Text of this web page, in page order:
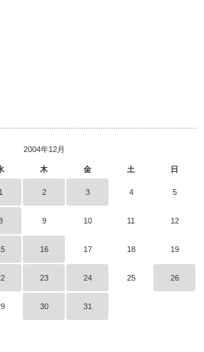
2004年12月
木 金 土 日
1 2 3 4 5
9 10 11 12
16 17 18 19
23 24 25 26
30 31